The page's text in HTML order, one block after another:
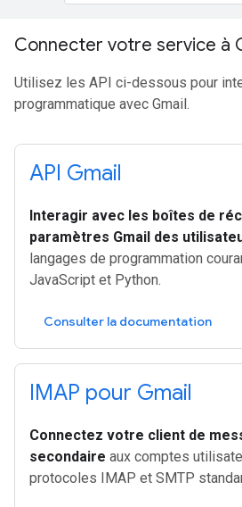
Connecter votre service à
Utilisez les API ci-dessous pour
programmatique avec Gmail.
API Gmail
Interagir avec les boîtes de
paramètres Gmail des
langages de programmation
JavaScript et Python.
Consulter la documentation
IMAP pour Gmail
Connectez votre client de
secondaire aux comptes
protocoles IMAP et SMTP